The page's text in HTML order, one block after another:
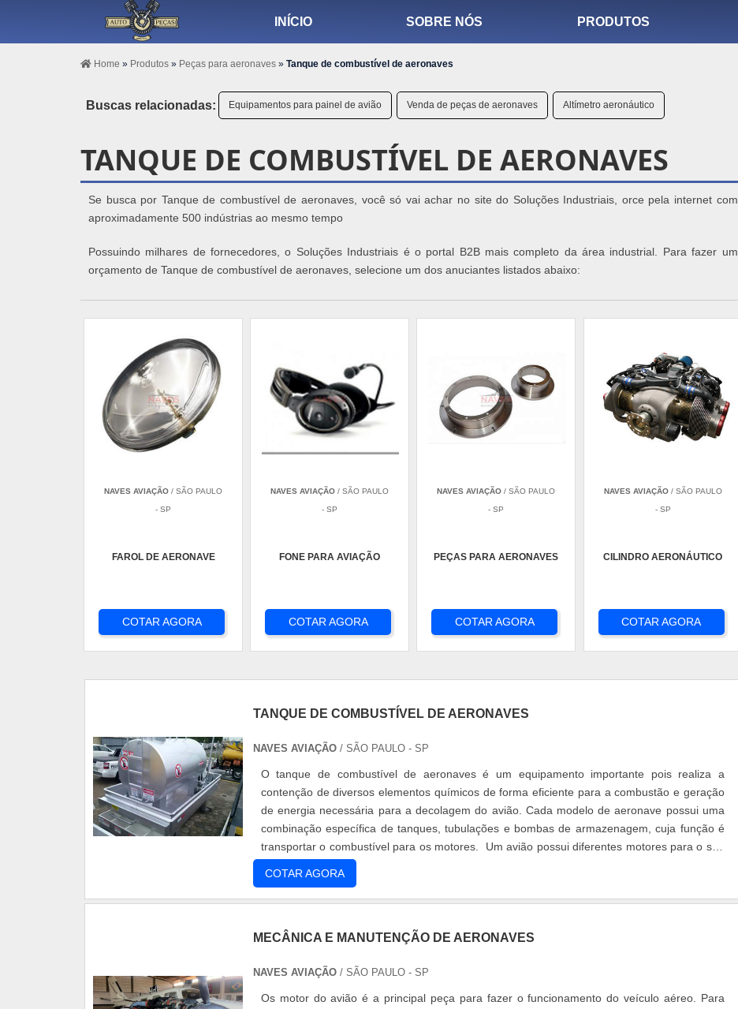
INÍCIO SOBRE NÓS PRODUTOS
Home » Produtos » Peças para aeronaves » Tanque de combustível de aeronaves
Buscas relacionadas: Equipamentos para painel de avião Venda de peças de aeronaves Altímetro aeronáutico
TANQUE DE COMBUSTÍVEL DE AERONAVES
Se busca por Tanque de combustível de aeronaves, você só vai achar no site do Soluções Industriais, orce pela internet com
aproximadamente 500 indústrias ao mesmo tempo
Possuindo milhares de fornecedores, o Soluções Industriais é o portal B2B mais completo da área industrial. Para fazer um
orçamento de Tanque de combustível de aeronaves, selecione um dos anuciantes listados abaixo:
NAVES AVIAÇÃO / SÃO PAULO
- SP
FAROL DE AERONAVE
COTAR AGORA
NAVES AVIAÇÃO / SÃO PAULO
- SP
FONE PARA AVIAÇÃO
COTAR AGORA
NAVES AVIAÇÃO / SÃO PAULO
- SP
PEÇAS PARA AERONAVES
COTAR AGORA
NAVES AVIAÇÃO/ SÃO PAULO
- SP
CILINDRO AERONÁUTICO
COTAR AGORA
TANQUE DE COMBUSTÍVEL DE AERONAVES
NAVES AVIAÇÃO / SÃO PAULO - SP
O tanque de combustível de aeronaves é um equipamento importante pois realiza a
contenção de diversos elementos químicos de forma eficiente para a combustão e geração
de energia necessária para a decolagem do avião. Cada modelo de aeronave possui uma
combinação específica de tanques, tubulações e bombas de armazenagem, cuja função é
transportar o combustível para os motores. Um avião possui diferentes motores para o seu
funcionamento assert
COTAR AGORA
MECÂNICA E MANUTENÇÃO DE AERONAVES
NAVES AVIAÇÃO / SÃO PAULO - SP
Os motor do avião é a principal peça para fazer o funcionamento do veículo aéreo. Para